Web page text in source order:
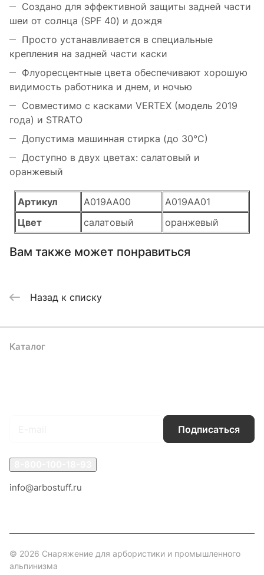
Создано для эффективной защиты задней части
шеи от солнца (SPF 40) и дождя
Просто устанавливается в специальные
крепления на задней части каски
Флуоресцентные цвета обеспечивают хорошую
видимость работника и днем, и ночью
Совместимо с касками VERTEX (модель 2019
года) и STRATO
Допустима машинная стирка (до 30°С)
Доступно в двух цветах: салатовый и
оранжевый
Артикул A019AA00
A019AA01
Цвет
салатовый оранжевый
Вам также может понравиться
Назад к списку
Каталог
Подписаться
info@arbostuff.ru
© 2026 Снаряжение для арбористики и промышленного
альпинизма